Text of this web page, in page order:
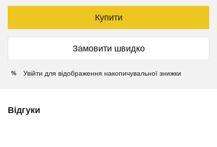
Купити
Замовити швидко
% Увійти для відображення накопичувальної знижки
Відгуки